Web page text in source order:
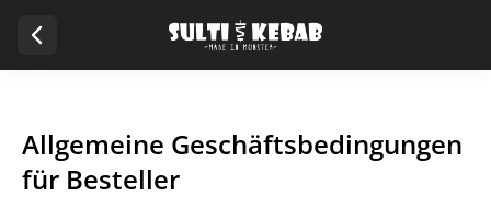
Allgemeine Geschäftsbedingungen
für Besteller